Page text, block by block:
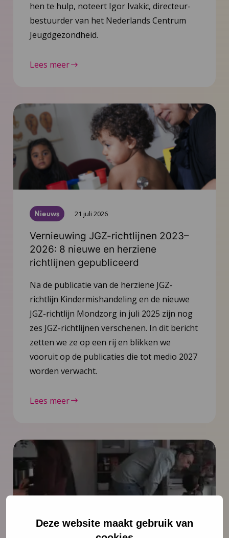
Deze website maakt gebruik van
hen te hulp, noteert Igor Ivakic, directeur-
bestuurder van het Nederlands Centrum
Jeugdgezondheid.
Lees meer
Nieuws 21 juli 2026
Vernieuwing JGZ-richtlijnen 2023–
2026: 8 nieuwe en herziene
richtlijnen gepubliceerd
Na de publicatie van de herziene JGZ-
richtlijn Kindermishandeling en de nieuwe
JGZ-richtlijn Mondzorg in juli 2025 zijn nog
zes JGZ-richtlijnen verschenen. In dit bericht
zetten we ze op een rij en blikken we
vooruit op de publicaties die tot medio 2027
worden verwacht.
Lees meer